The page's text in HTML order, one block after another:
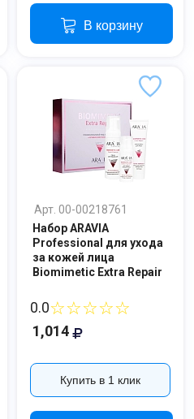
В корзину
Арт. 00-00218761
Набор ARAVIA
Professional для ухода
за кожей лица
Biomimetic Extra Repair
0.0☆☆☆☆☆
1,014
Купить в 1 клик